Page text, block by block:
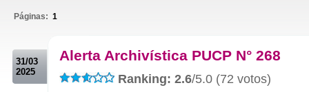
Páginas: 1
31/03
2025
Alerta Archivística PUCP N° 268
Ranking: 2.6/5.0 (72 votos)